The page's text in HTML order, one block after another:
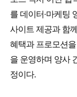
를 데이터·마케팅
사이트 제공과 함
혜택과 프로모션
을 운영하며 양사
정이다.